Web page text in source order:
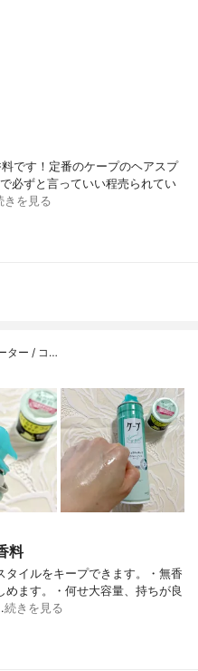
です！定番のケープのヘアスプ
必ずと言っていい程売られてい
きを見る
ター / コ…
料
タイルをキープできます。・無香
ます。・何せ大容量、持ちが良
続きを見る